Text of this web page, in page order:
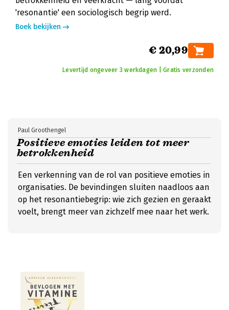
'resonantie' een sociologisch begrip werd.
Boek bekijken
€ 20,99
Levertijd ongeveer 3 werkdagen | Gratis verzonden
Positieve emoties leiden tot meer
betrokkenheid
Paul Groothengel
Een verkenning van de rol van positieve emoties in
organisaties. De bevindingen sluiten naadloos aan
op het resonantiebegrip: wie zich gezien en geraakt
voelt, brengt meer van zichzelf mee naar het werk.